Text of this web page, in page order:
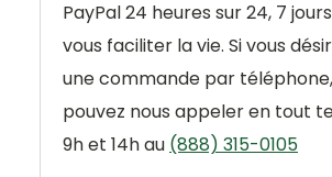
PayPal 24 heures sur 24, 7
vous faciliter la vie. Si vous
une commande par
pouvez nous appeler en tout
9h et 14h au (888) 315-0105